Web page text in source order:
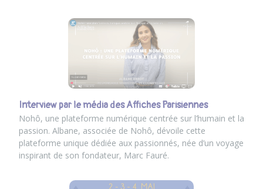
Interview par le média des Affiches Parisiennes
Nohô, une plateforme numérique centrée sur l’humain et la
passion. Albane, associée de Nohô, dévoile cette
plateforme unique dédiée aux passionnés, née d’un voyage
inspirant de son fondateur, Marc Fauré.